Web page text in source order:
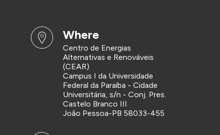
where
Centro de Energias
Alternativas e Renováveis
(CEAR)
Campus I da Universidade
Federal da Paraíba - Cidade
Universitária, s/n - Conj. Pres.
Castelo Branco III
João Pessoa-PB 58033-455